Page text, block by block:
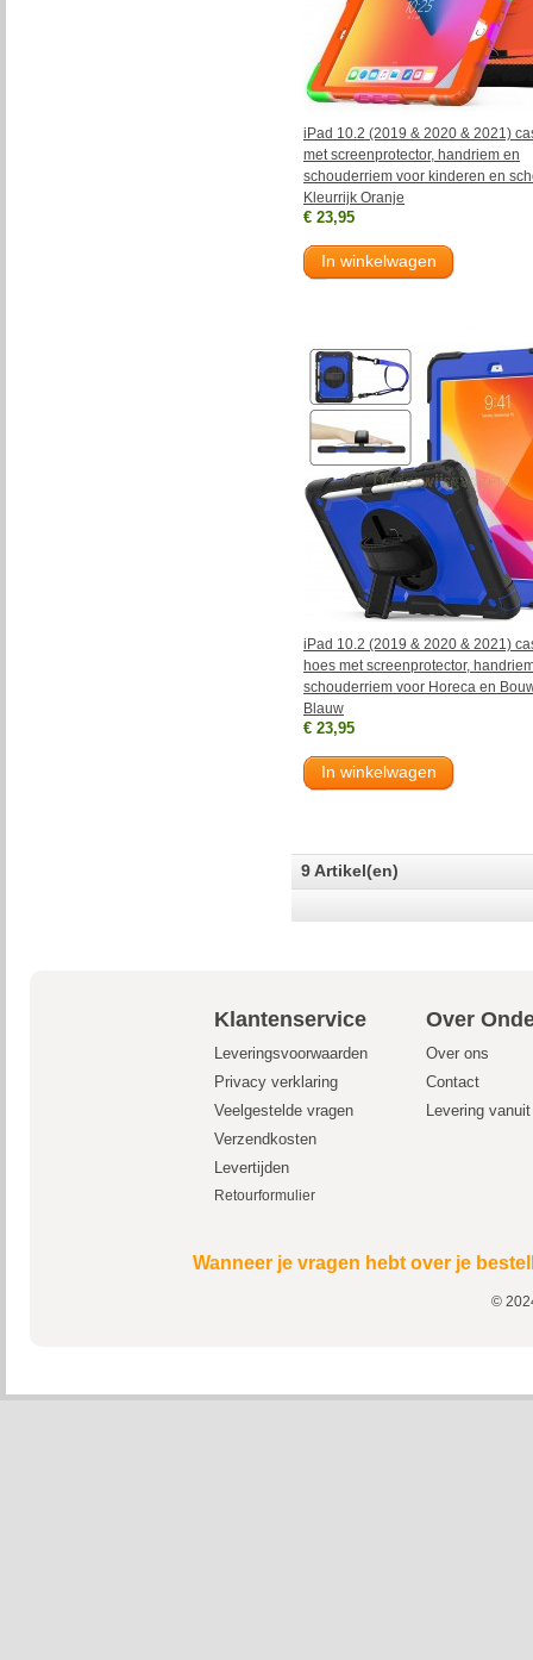
iPad 10.2 (2019 & 2020 & 2021)
met screenprotector, handriem en
schouderriem voor kinderen en
Kleurrijk Oranje
€ 23,95
In winkelwagen
iPad 10.2 (2019 & 2020 & 2021)
hoes met screenprotector,
schouderriem voor Horeca en
Blauw
€ 23,95
In winkelwagen
9 Artikel(en)
Klantenservice Over
Leveringsvoorwaarden
Over ons
Privacy verklaring
Contact
Veelgestelde vragen
Levering
Verzendkosten
Levertijden
Retourformulier
Wanneer je vragen hebt over je
©